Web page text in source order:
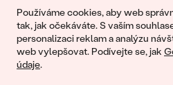
Používáme cookies, aby web
tak, jak očekáváte. S vaším
personalizaci reklam a analýzu
web vylepšovat. Podívejte se, jak
údaje.